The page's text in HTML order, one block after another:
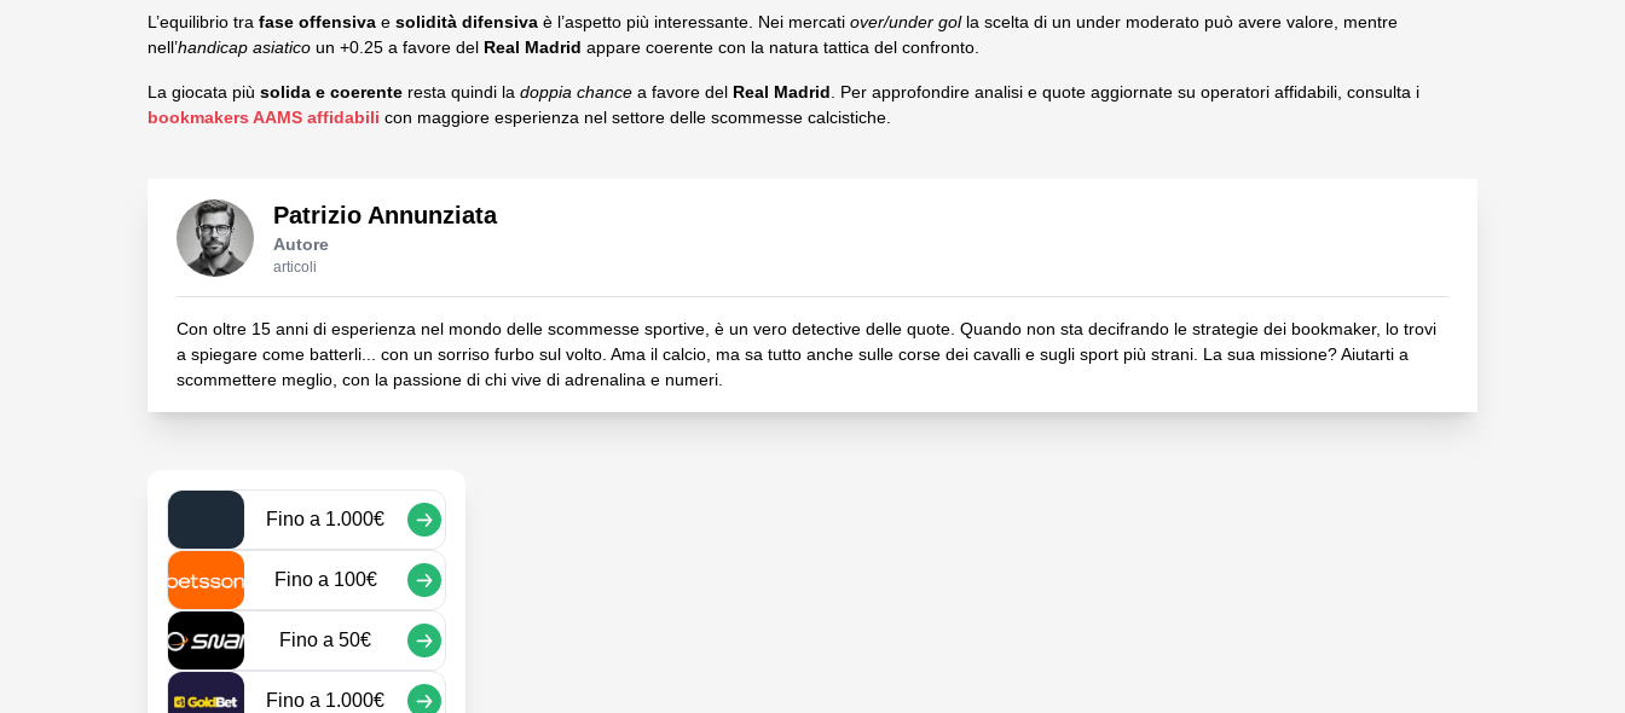
L’equilibrio tra fase offensiva e solidità difensiva è l’aspetto più interessante. Nei mercati over/under golla scelta di un under moderato può avere valore, mentre
nell’handicap asiatico un +0.25 a favore del Real Madrid appare coerente con la natura tattica del confronto.
La giocata più solida e coerente resta quindi la doppia chance a favore del Real Madrid. Per approfondire analisi e quote aggiornate su operatori affidabili, consulta i
bookmakers AAMS affidabili con maggiore esperienza nel settore delle scommesse calcistiche.
Patrizio Annunziata
Autore
articoli
Con oltre 15 anni di esperienza nel mondo delle scommesse sportive, è un vero detective delle quote. Quando non sta decifrando le strategie dei bookmaker, lo trovi
a spiegare come batterli... con un sorriso furbo sul volto. Ama il calcio, ma sa tutto anche sulle corse dei cavalli e sugli sport più strani. La sua missione? Aiutarti a
scommettere meglio, con la passione di chi vive di adrenalina e numeri.
Fino a 1.000€
Fino a 100€
Fino a 50€
Fino a 1.000€